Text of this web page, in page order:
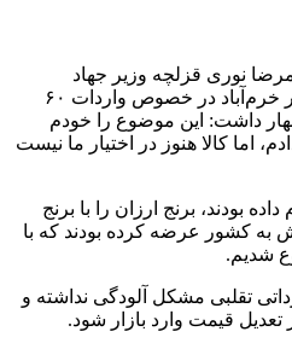
نوری قزلچه وزیر جهاد
کشاورزی در جمع خبرنگاران در خرم‌آباد در خصوص واردات ۶۰
داشت: این موضوع را خودم
اما کالا هنوز در اختیار ما نیست
بودند، برنج ارزان را با برنج
به کشور عرضه کرده بودند که با
شدیم.
تقلبی مشکل آلودگی نداشته و
قیمت وارد بازار شود.